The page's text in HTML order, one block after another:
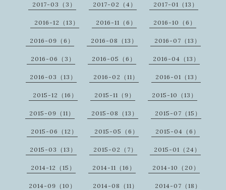
2017-03（3） 2017-02（4） 2017-01（13）
2016-12（13） 2016-11（6） 2016-10（6）
2016-09（6） 2016-08（13） 2016-07（13）
2016-06（3） 2016-05（6） 2016-04（13）
2016-03（13） 2016-02（11） 2016-01（13）
2015-12（16） 2015-11（9） 2015-10（13）
2015-09（11） 2015-08（13） 2015-07（15）
2015-06（12） 2015-05（6） 2015-04（6）
2015-03（13） 2015-02（7） 2015-01（24）
2014-12（15） 2014-11（16） 2014-10（20）
2014-09（10） 2014-08（11） 2014-07（18）